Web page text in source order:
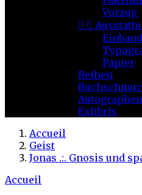
Vorzug
 
Einband
Papier
Reihen
Autographen
Exlibris
Accueil
Geist
Jonas .:. Gnosis und
Accueil